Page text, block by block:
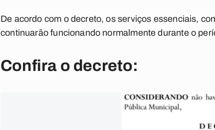
De acordo com o decreto, os serviços essenciais,
continuarão funcionando normalmente durante o
Confira o decreto: